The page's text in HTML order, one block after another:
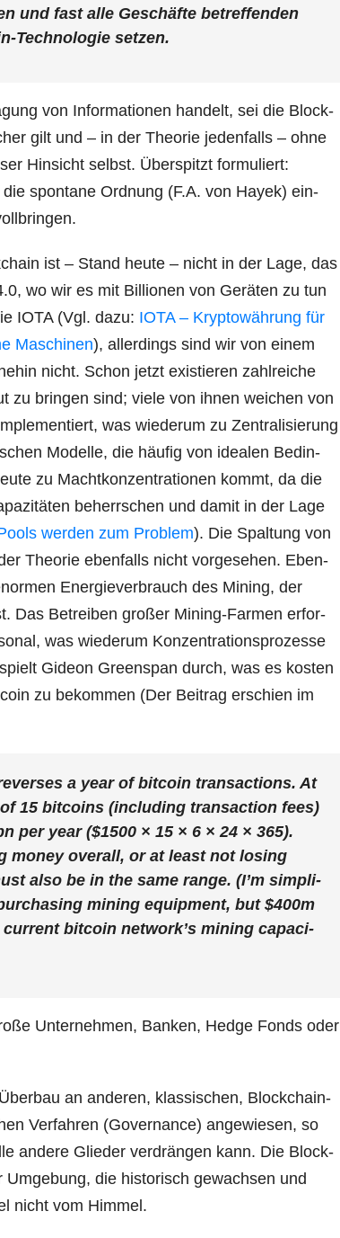
und fast alle Geschäf­te betref­fen­den
Tech­no­lo­gie setzen.
von Infor­ma­tio­nen han­delt, sei die Block­
gilt und – in der Theo­rie jeden­falls – ohne
Hin­sicht selbst. Über­spitzt for­mu­liert:
spon­ta­ne Ord­nung (F.A. von Hay­ek) ein­
ist – Stand heu­te – nicht in der Lage, das
wo wir es mit Bil­lio­nen von Gerä­ten zu tun
IOTA (Vgl. dazu: IOTA – Kryp­to­wäh­rung für
Maschi­nen), aller­dings sind wir von einem
nicht. Schon jetzt exis­tie­ren zahl­rei­che
zu brin­gen sind; vie­le von ihnen wei­chen von
was wie­der­um zu Zen­tra­li­sie­rung
Model­le, die häu­fig von idea­len Bedin­
zu Macht­kon­zen­tra­tio­nen kommt, da die
beherr­schen und damit in der Lage
wer­den zum Pro­blem). Die Spal­tung von
Theo­rie eben­falls nicht vor­ge­se­hen. Eben­
Ener­gie­ver­brauch des Mining, der
Das Betrei­ben gro­ßer Mining-Far­men erfor­
was wie­der­um Kon­zen­tra­ti­ons­pro­zes­se
spielt Gideon Green­span durch, was es kos­ten
zu bekom­men (Der Bei­trag erschien im
a year of bit­co­in tran­sac­tions. At
15 bit­co­ins (inclu­ding tran­sac­tion fees)
per year ($1500 × 15 × 6 × 24 × 365).
money over­all, or at least not losing
also be in the same ran­ge. (I’m sim­pli­
mining equip­ment, but $400m
bit­co­in network’s mining capa­ci­
Unter­neh­men, Ban­ken, Hedge Fonds oder
an ande­ren, klas­si­schen, Block­chain-
Ver­fah­ren (Gover­nan­ce) ange­wie­sen, so
ande­re Glie­der ver­drän­gen kann. Die Block­
die his­to­risch gewach­sen und
nicht vom Himmel.